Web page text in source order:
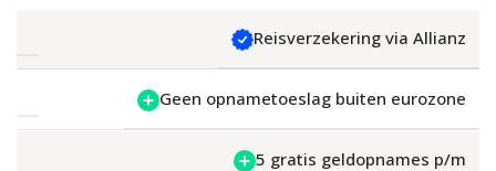
Reisverzekering via Allianz
Geen opnametoeslag buiten eurozone
5 gratis geldopnames p/m